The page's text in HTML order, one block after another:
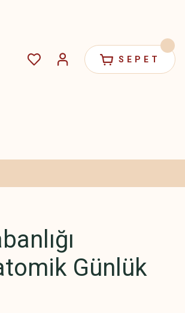
SEPET
Günlük